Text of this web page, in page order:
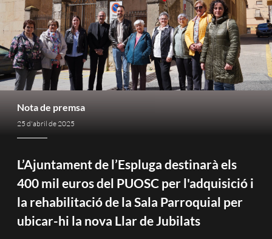
Nota de premsa
25 d'abril de 2025
L’Ajuntament de l’Espluga destinarà els
400 mil euros del PUOSC per l'adquisició i
la rehabilitació de la Sala Parroquial per
ubicar-hi la nova Llar de Jubilats